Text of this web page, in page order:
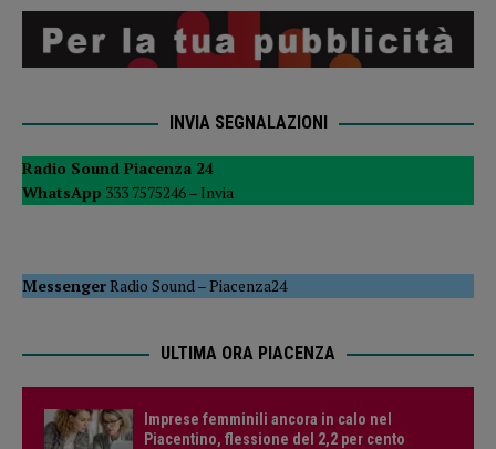
INVIA SEGNALAZIONI
Radio Sound Piacenza 24
WhatsApp 333 7575246 – Invia
MessengerRadio Sound–Piacenza24
ULTIMA ORA PIACENZA
Imprese femminili ancora in calo nel
Piacentino, flessione del 2,2 per cento